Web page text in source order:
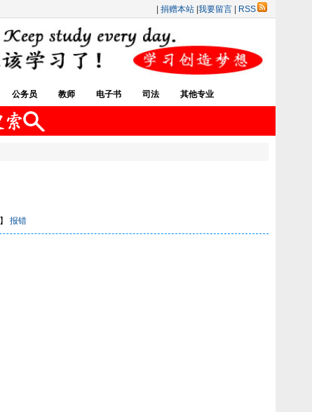
捐赠本站 我要留言 RSS
公务员 教师 电子书 司法 其他专业
】 报错